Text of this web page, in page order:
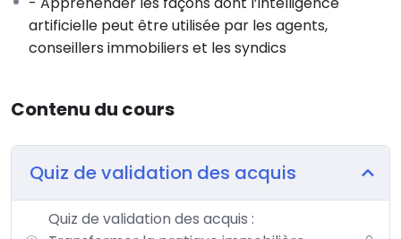
Comparaison pratique des interfaces et forces de
ChatGPT, Gemini, Perplexity,
Mistral et NotebookLM.
3. L’Art du Prompt et des Instructions
Techniques de prompt engineering pour obtenir des
résultats précis et pertinents.
Création et optimisation de vos instructions
personnalisées pour un usage récurrent.
artificielle peut être utilisée par les agents,
conseillers immobiliers et les syndics
Contenu du cours
Quiz de validation des acquis
Quiz de validation des acquis :